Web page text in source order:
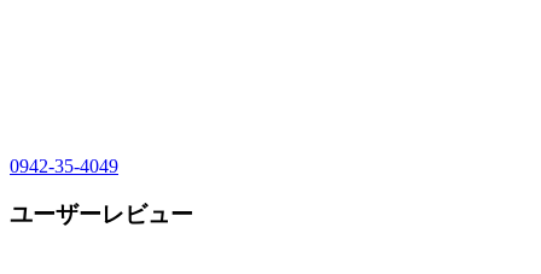
0942-35-4049
ユーザーレビュー